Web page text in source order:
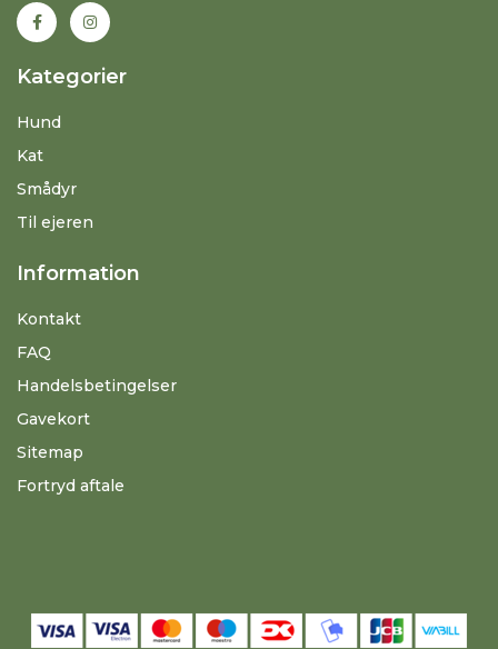
Kategorier
Hund
Kat
Smådyr
Til ejeren
Information
Kontakt
FAQ
Handelsbetingelser
Gavekort
Sitemap
Fortryd aftale